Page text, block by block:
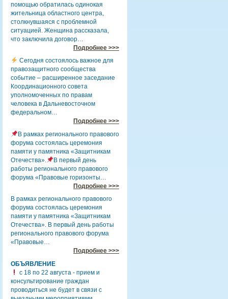
помощью обратилась одинокая
жительница областного центра,
столкнувшаяся с проблемной
ситуацией. Женщина рассказала,
что заключила договор…
Подробнее >>>
Сегодня состоялось важное для
правозащитного сообщества
событие – расширенное заседание
Координационного совета
уполномоченных по правам
человека в Дальневосточном
федеральном…
Подробнее >>>
В рамках регионального правового
форума состоялась церемония
памяти у памятника «Защитникам
Отечества».
В первый день
работы регионального правового
форума «Правовые горизонты…
Подробнее >>>
В рамках регионального правового
форума состоялась церемония
памяти у памятника «Защитникам
Отечества». В первый день работы
регионального правового форума
«Правовые…
Подробнее >>>
ОБЪЯВЛЕНИЕ
с 18 по 22 августа - прием и
консультирование граждан
проводиться не будет в связи с